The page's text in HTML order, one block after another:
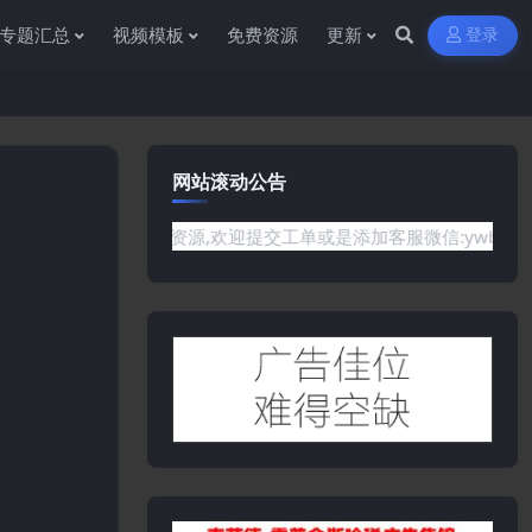
专题汇总 视频模板 免费资源 更新 登录
网站滚动公告
你需要的资源,欢迎提交工单或是添加客服微信:ywb386获取帮助